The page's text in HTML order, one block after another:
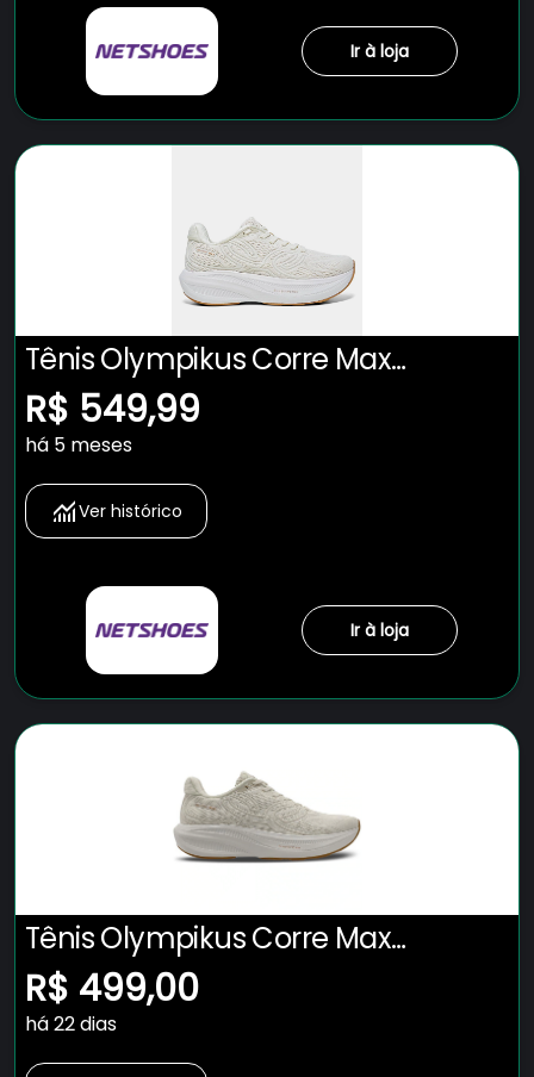
Ir à loja
Tênis Olympikus Corre Max
Masculino
R$ 549,99
há 5 meses
Ver histórico
Ir à loja
Tênis Olympikus Corre Max
Masculino
R$ 499,00
há 22 dias